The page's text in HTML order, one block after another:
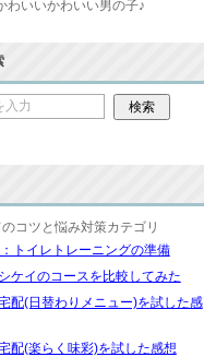
わいいかわいい男の子♪
コツと悩み対策カテゴリ
トイレトレーニングの準備
ケイのコースを比較してみた
配(日替わりメニュー)を試した感
配(楽らく味彩)を試した感想